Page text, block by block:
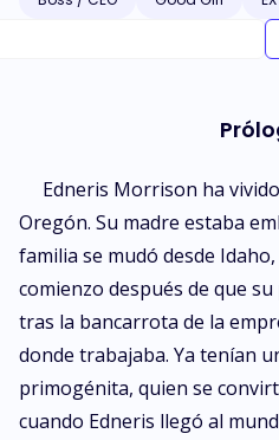
equilibrar el amor, la paciencia y la
Edneris Morrison ha
Oregón. Su madre estaba
familia se mudó desde
comienzo después de que
tras la bancarrota de la
donde trabajaba. Ya tenían
primogénita, quien se
cuando Edneris llegó al